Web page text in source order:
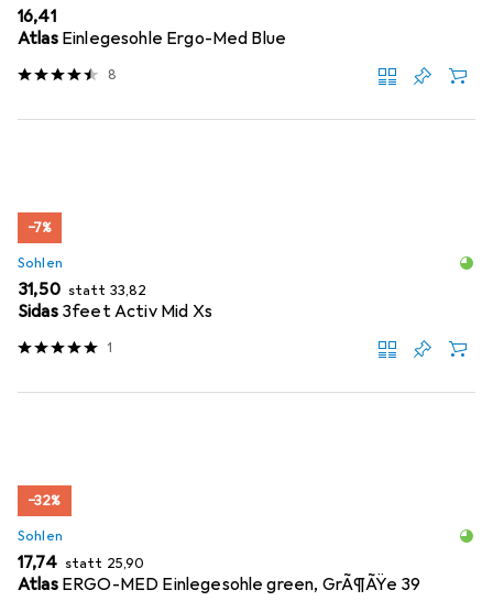
EUR
16,41
Atlas Einlegesohle Ergo-Med Blue
8
−7%
Sohlen
EUR
31,50 statt EUR
33,82
Sidas 3feet Activ Mid Xs
1
−32%
Sohlen
EUR
17,74 statt EUR
25,90
Atlas ERGO-MED Einlegesohle green, GrÃ¶ÃŸe 39